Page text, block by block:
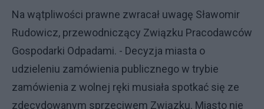
Na wątpliwości prawne zwracał uwagę Sławomir
Rudowicz, przewodniczący Związku Pracodawców
Gospodarki Odpadami. - Decyzja miasta o
udzieleniu zamówienia publicznego w trybie
zamówienia z wolnej ręki musiała spotkać się ze
zdecydowanym sprzeciwem Związku. Miasto nie